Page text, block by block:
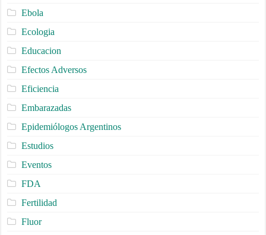
Ebola
Ecologia
Educacion
Efectos Adversos
Eficiencia
Embarazadas
Epidemiólogos Argentinos
Estudios
Eventos
FDA
Fertilidad
Fluor